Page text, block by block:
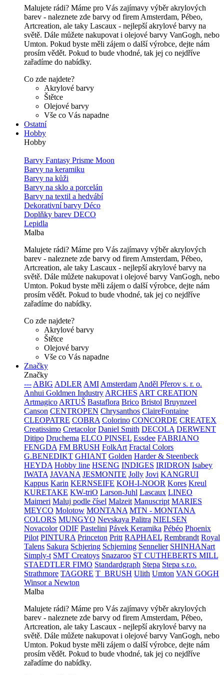
Malujete rádi? Máme pro Vás zajímavy výběr akrylových
barev - naleznete zde barvy od firem Amsterdam, Pébeo,
Artcreation, ale taky Lascaux - nejlepší akrylové barvy na
světě. Dále můžete nakupovat i olejové barvy VanGogh, nebo
Umton. Pokud byste měli zájem o další výrobce, dejte nám
prosím vědět. Pokud to bude vhodné, tak jej co nejdříve
zařadíme do nabídky.
Co zde najdete?
Akrylové barvy
Štětce
Olejové barvy
Vše co Vás napadne
Ostatní
Hobby
Hobby
Barvy Fantasy Prisme Moon
Barvy na keramiku
Barvy na kůži
Barvy na sklo a porcelán
Barvy na textil a hedvábí
Dekorativní barvy Déco
Doplňky barev DECO
Lepidla
Malba
Malujete rádi? Máme pro Vás zajímavy výběr akrylových
barev - naleznete zde barvy od firem Amsterdam, Pébeo,
Artcreation, ale taky Lascaux - nejlepší akrylové barvy na
světě. Dále můžete nakupovat i olejové barvy VanGogh, nebo
Umton. Pokud byste měli zájem o další výrobce, dejte nám
prosím vědět. Pokud to bude vhodné, tak jej co nejdříve
zařadíme do nabídky.
Co zde najdete?
Akrylové barvy
Štětce
Olejové barvy
Vše co Vás napadne
Značky
Značky
--- ABIG ADLER AMI Amsterdam Anděl Přerov s. r. o.
Anhui Goldmen Industry ARCHES ART CREATION
Artmagico ARTUŠ Bastaflora Brico Bristol Bruynzeel
Canson CENTROPEN Chrysanthos ClaireFontaine
CLEOPATRE COBRA Colorino CONCORDE CREATEX
Creatissimo Cretacolor Daniel Smith DECOLA DERWENT
Ditipo Druchema ELCO PINSEL Essdee FABRIANO
FENGDA FM BRUSH FolkArt Fractal Colors
G.BENEDIKT GHIANT Golden Harder & Steenbeck
HEYDA Hobby line HSENG INDIGES IRIDRON Isabey
IWATA JAVANA JESMONITE Jolly Jovi KANGRUI
Kappus Karin KERNSEIFE KOH-I-NOOR Kores Kreul
KURETAKE KW-triO Larson-Juhl Lascaux LINEO
Maimeri Maluj podle čísel Malzeit Manuscript MARIES
MEYCO Molotow MONTANA MTN - MONTANA
COLORS MUNGYO Nevskaya Palitra NIELSEN
Novacolor ODIF Pastelini Pávek Keramika Pébéo Phoenix
Pilot PINTURA Princeton Pritt RAPHAEL Rembrandt Royal
Talens Sakura Schjering Schjerning Sennelier SHINHANart
Simply-t SMT Creatoys Snazaroo ST CUTHEBERTS MILL
STAEDTLER FIMO Standardgraph Stepa Stepa s.r.o.
Strathmore TAGORE T_BRUSH Ulith Umton VAN GOGH
Winsor a Newton
Malba
Malujete rádi? Máme pro Vás zajímavy výběr akrylových
barev - naleznete zde barvy od firem Amsterdam, Pébeo,
Artcreation, ale taky Lascaux - nejlepší akrylové barvy na
světě. Dále můžete nakupovat i olejové barvy VanGogh, nebo
Umton. Pokud byste měli zájem o další výrobce, dejte nám
prosím vědět. Pokud to bude vhodné, tak jej co nejdříve
zařadíme do nabídky.